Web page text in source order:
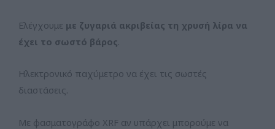
Ελέγχουμε με ζυγαριά ακριβείας τη χρυσή λίρα να
έχει το σωστό βάρος.
Ηλεκτρονικό παχύμετρο να έχει τις σωστές
διαστάσεις.
Με φασματογράφο XRF αν υπάρχει μπορούμε να